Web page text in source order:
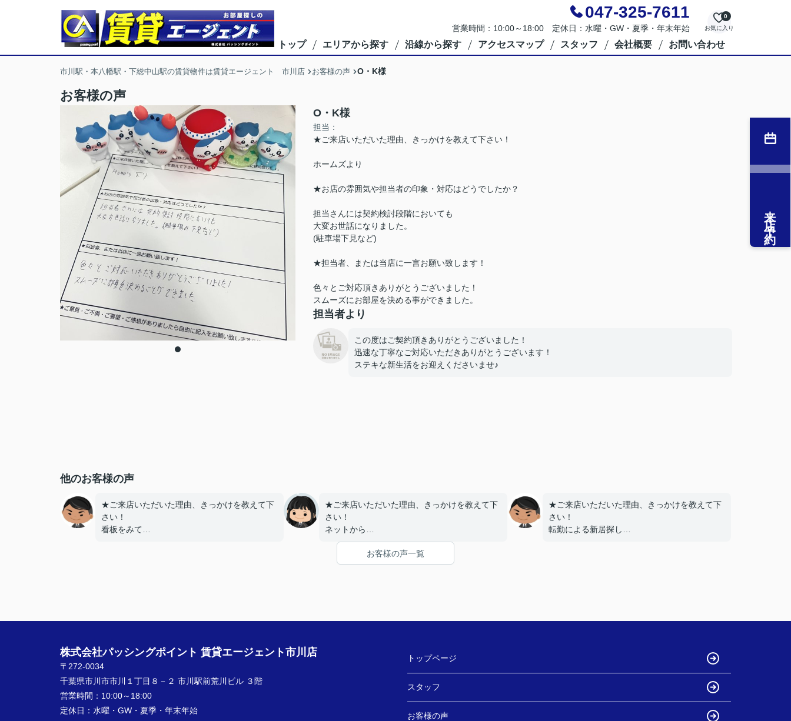
047-325-7611
営業時間：10:00～18:00 定休日：水曜・GW・夏季・年末年始 お気に入り
0
トップ エリアから探す 沿線から探す アクセスマップ スタッフ 会社概要 お問い合わせ
市川駅・本八幡駅・下総中山駅の賃貸物件は賃貸エージェント 市川店 お客様の声 O・K様
お客様の声
O・K様
担当：
★ご来店いただいた理由、きっかけを教えて下さい！
ホームズより
★お店の雰囲気や担当者の印象・対応はどうでしたか？
担当さんには契約検討段階においても
大変お世話になりました。
(駐車場下見など)
★担当者、または当店に一言お願い致します！
色々とご対応頂きありがとうございました！
スムーズにお部屋を決める事ができました。
担当者より
この度はご契約頂きありがとうございました！
迅速な丁寧なご対応いただきありがとうございます！
ステキな新生活をお迎えくださいませ♪
他のお客様の声
★ご来店いただいた理由、きっかけを教えて下
さい！
看板をみて
★ご来店いただいた理由、きっかけを教えて下
さい！
ネットから
★お店の雰囲気や担当者の印象・対応はどうで
したか？
★ご来店いただいた理由、きっかけを教えて下
さい！
転勤による新居探し
お客様の声一覧
来店予約
株式会社パッシングポイント 賃貸エージェント市川店
〒272-0034
千葉県市川市市川１丁目８－２ 市川駅前荒川ビル ３階
営業時間： 10:00～18:00
定休日： 水曜・GW・夏季・年末年始
トップページ
スタッフ
お客様の声